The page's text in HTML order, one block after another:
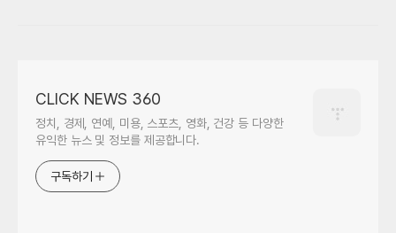
CLICK NEWS 360
정치, 경제, 연예, 미용, 스포츠, 영화, 건강 등 다양한
유익한 뉴스 및 정보를 제공합니다.
구독하기